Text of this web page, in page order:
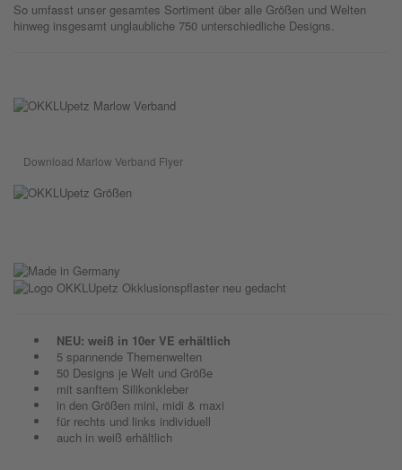
So umfasst unser gesamtes Sortiment über alle Größen und Welten
hinweg insgesamt unglaubliche 750 unterschiedliche Designs.
Download Marlow Verband Flyer
NEU: weiß in 10er VE erhältlich
5 spannende Themenwelten
50 Designs je Welt und Größe
mit sanftem Silikonkleber
in den Größen mini, midi & maxi
für rechts und links individuell
auch in weiß erhältlich